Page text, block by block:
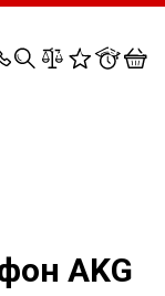
0 0 0 0
AKG